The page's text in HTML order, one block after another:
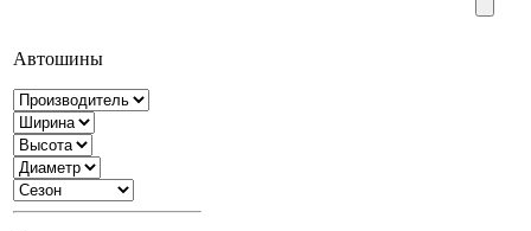
Автошины